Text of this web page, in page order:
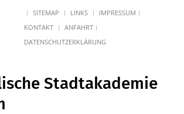
SITEMAP LINKS
IMPRESSUM
KONTAKT
ANFAHRT
DATENSCHUTZERKLÄRUNG
Stadtakademie